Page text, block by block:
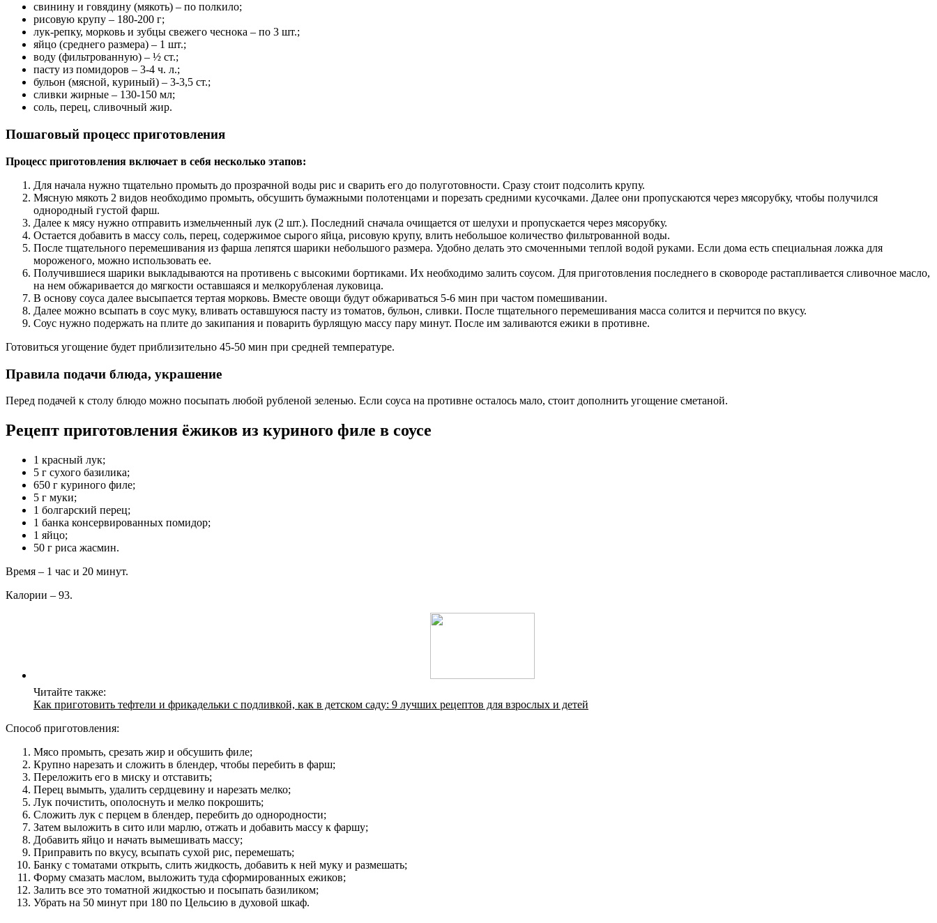
свинину и говядину (мякоть) – по полкило;
рисовую крупу – 180-200 г;
лук-репку, морковь и зубцы свежего чеснока – по 3 шт.;
яйцо (среднего размера) – 1 шт.;
воду (фильтрованную) – ½ ст.;
пасту из помидоров – 3-4 ч. л.;
бульон (мясной, куриный) – 3-3,5 ст.;
сливки жирные – 130-150 мл;
соль, перец, сливочный жир.
Пошаговый процесс приготовления
Процесс приготовления включает в себя несколько этапов:
Для начала нужно тщательно промыть до прозрачной воды рис и сварить его до полуготовности. Сразу стоит подсолить крупу.
Мясную мякоть 2 видов необходимо промыть, обсушить бумажными полотенцами и порезать средними кусочками. Далее они пропускаются через мясорубку, чтобы получился
однородный густой фарш.
Далее к мясу нужно отправить измельченный лук (2 шт.). Последний сначала очищается от шелухи и пропускается через мясорубку.
Остается добавить в массу соль, перец, содержимое сырого яйца, рисовую крупу, влить небольшое количество фильтрованной воды.
После тщательного перемешивания из фарша лепятся шарики небольшого размера. Удобно делать это смоченными теплой водой руками. Если дома есть специальная ложка для
мороженого, можно использовать ее.
Получившиеся шарики выкладываются на противень с высокими бортиками. Их необходимо залить соусом. Для приготовления последнего в сковороде растапливается сливочное масло,
на нем обжаривается до мягкости оставшаяся и мелкорубленая луковица.
В основу соуса далее высыпается тертая морковь. Вместе овощи будут обжариваться 5-6 мин при частом помешивании.
Далее можно всыпать в соус муку, вливать оставшуюся пасту из томатов, бульон, сливки. После тщательного перемешивания масса солится и перчится по вкусу.
Соус нужно подержать на плите до закипания и поварить бурлящую массу пару минут. После им заливаются ежики в противне.
Готовиться угощение будет приблизительно 45-50 мин при средней температуре.
Правила подачи блюда, украшение
Перед подачей к столу блюдо можно посыпать любой рубленой зеленью. Если соуса на противне осталось мало, стоит дополнить угощение сметаной.
Рецепт приготовления ёжиков из куриного филе в соусе
1 красный лук;
5 г сухого базилика;
650 г куриного филе;
5 г муки;
1 болгарский перец;
1 банка консервированных помидор;
1 яйцо;
50 г риса жасмин.
Время – 1 час и 20 минут.
Калории – 93.
Читайте также:
Как приготовить тефтели и фрикадельки с подливкой, как в детском саду: 9 лучших рецептов для взрослых и детей
Способ приготовления:
Мясо промыть, срезать жир и обсушить филе;
Крупно нарезать и сложить в блендер, чтобы перебить в фарш;
Переложить его в миску и отставить;
Перец вымыть, удалить сердцевину и нарезать мелко;
Лук почистить, ополоснуть и мелко покрошить;
Сложить лук с перцем в блендер, перебить до однородности;
Затем выложить в сито или марлю, отжать и добавить массу к фаршу;
Добавить яйцо и начать вымешивать массу;
Приправить по вкусу, всыпать сухой рис, перемешать;
Банку с томатами открыть, слить жидкость, добавить к ней муку и размешать;
Форму смазать маслом, выложить туда сформированных ежиков;
Залить все это томатной жидкостью и посыпать базиликом;
Убрать на 50 минут при 180 по Цельсию в духовой шкаф.